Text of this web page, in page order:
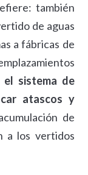
también
de aguas
a fábricas de
el sistema de
atascos y
de
a los vertidos